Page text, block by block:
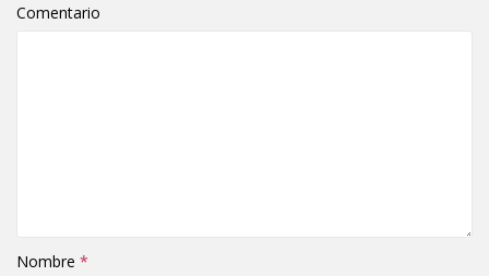
Comentario
Nombre *